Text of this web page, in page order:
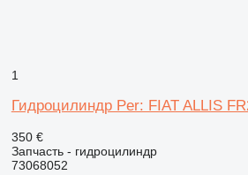
1
Гидроцилиндр Per: FIAT ALLIS
350 €
Запчасть - гидроцилиндр
73068052